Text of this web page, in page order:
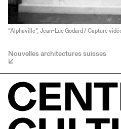
“Alphaville”, Jean-Luc Godard / Capture
Nouvelles architectures suisses